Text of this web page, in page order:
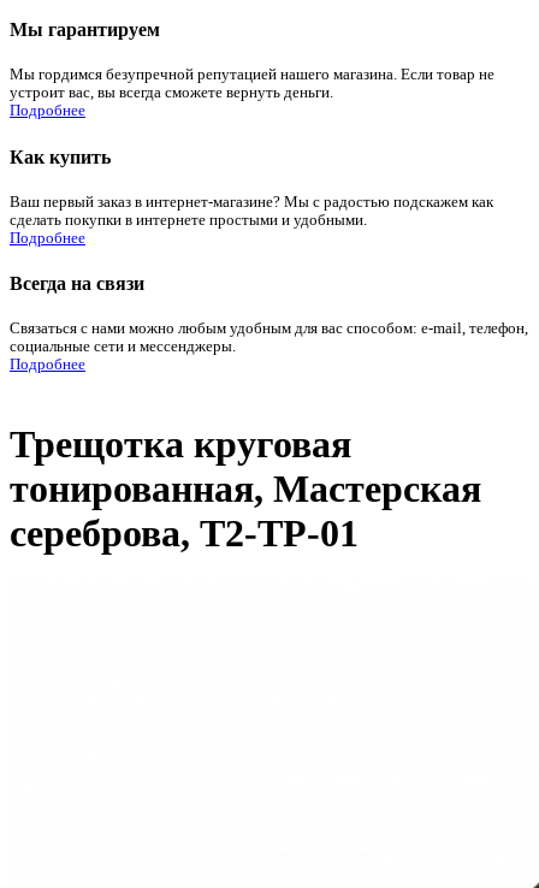
Мы гарантируем
Мы гордимся безупречной репутацией нашего магазина. Если товар не
устроит вас, вы всегда сможете вернуть деньги.
Подробнее
Как купить
Ваш первый заказ в интернет-магазине? Мы с радостью подскажем как
сделать покупки в интернете простыми и удобными.
Подробнее
Всегда на связи
Связаться с нами можно любым удобным для вас способом: e-mail, телефон,
социальные сети и мессенджеры.
Подробнее
Трещотка круговая
тонированная, Мастерская
сереброва, Т2-ТР-01